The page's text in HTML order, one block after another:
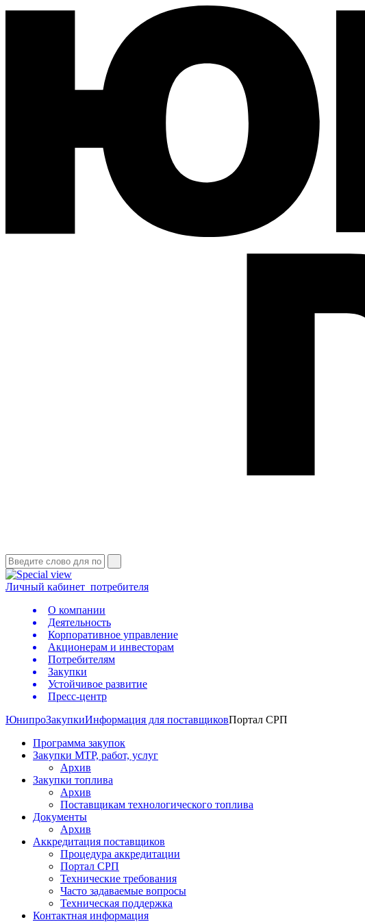
Личный кабинет потребителя
О компании
Деятельность
Корпоративное управление
Акционерам и инвесторам
Потребителям
Закупки
Устойчивое развитие
Пресс-центр
ЮнипроЗакупкиИнформация для поставщиковПортал СРП
Программа закупок
Закупки МТР, работ, услуг
Архив
Закупки топлива
Архив
Поставщикам технологического топлива
Документы
Архив
Аккредитация поставщиков
Процедура аккредитации
Портал СРП
Технические требования
Часто задаваемые вопросы
Техническая поддержка
Контактная информация